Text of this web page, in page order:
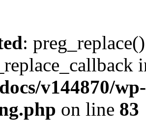
:
v144870/
on line 83